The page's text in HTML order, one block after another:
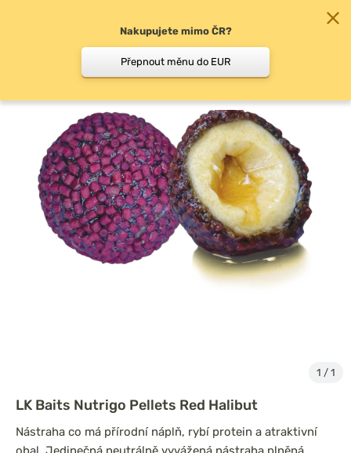
Trvanlivé boilie -…
1 / 1
LK Baits Nutrigo Pellets Red Halibut
Nástraha co má přírodní náplň, rybí protein a atraktivní
Nakupujete mimo ČR?
Přepnout měnu do EUR